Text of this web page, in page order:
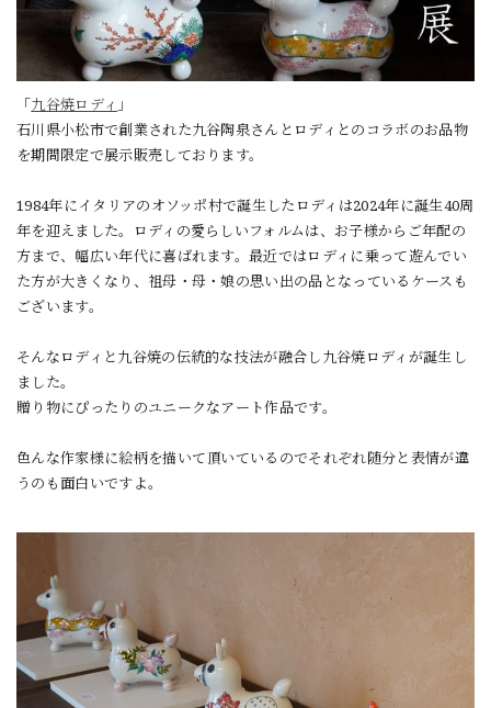
「九谷焼ロディ 」
石川県小松市で創業された九谷陶泉さんとロディとのコラボのお品物
を期間限定で展示販売しております。
1984年にイタリアのオソッポ村で誕生したロディは2024年に誕生40周
年を迎えました。ロディの愛らしいフォルムは、お子様からご年配の
方まで、幅広い年代に喜ばれます。最近ではロディに乗って遊んでい
た方が大きくなり、祖母・母・娘の思い出の品となっているケースも
ございます。
そんなロディと九谷焼の伝統的な技法が融合し九谷焼ロディが誕生し
ました。
贈り物にぴったりのユニークなアート作品です。
色んな作家様に絵柄を描いて頂いているのでそれぞれ随分と表情が違
うのも面白いですよ。